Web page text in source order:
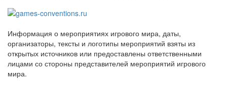
Информация о мероприятиях игрового мира, даты,
организаторы, тексты и логотипы мероприятий взяты из
открытых источников или предоставлены ответственными
лицами со стороны представителей мероприятий игрового
мира.